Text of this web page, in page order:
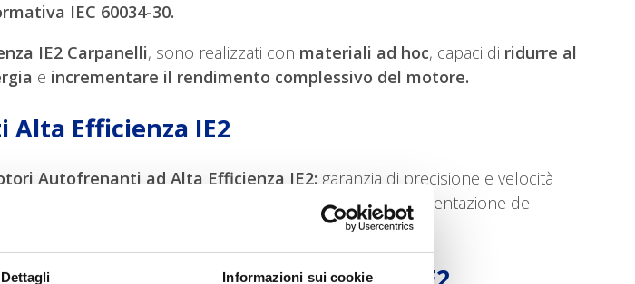
Dettagli Informazioni sui cookie
IEC 60034-30.
IE2 Carpanelli, sono realizzati con materiali ad hoc, capaci di ridurre al
e incrementare il rendimento complessivo del motore.
Efficienza IE2
Autofrenanti ad Alta Efficienza IE2: garanzia di precisione e velocità
in caso di interruzione volontaria o accidentale dell'alimentazione del